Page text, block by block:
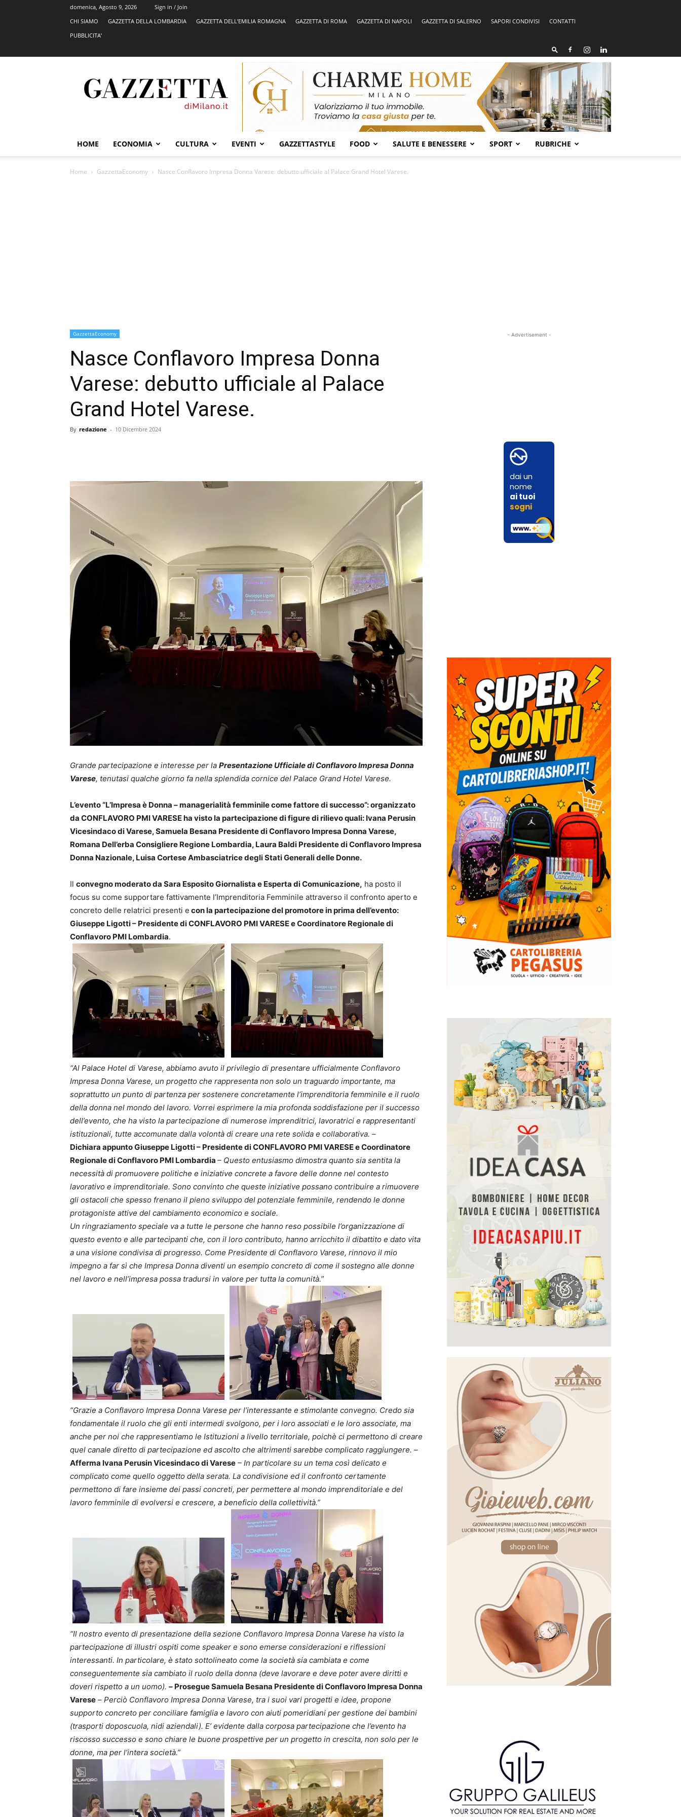
domenica, Agosto 9, 2026
Sign in / Join
CHI SIAMO
GAZZETTA DELLA LOMBARDIA GAZZETTA DELL’EMILIA ROMAGNA GAZZETTA DI ROMA GAZZETTA DI NAPOLI GAZZETTA DI SALERNO SAPORI CONDIVISI
CONTATTI
PUBBLICITA’
HOME ECONOMIA CULTURA EVENTI GAZZETTASTYLE FOOD SALUTE E BENESSERE SPORT RUBRICHE
Home GazzettaEconomy Nasce Conflavoro Impresa Donna Varese: debutto ufficiale al Palace Grand Hotel Varese.
GazzettaEconomy
Nasce Conflavoro Impresa Donna
Varese: debutto ufficiale al Palace
Grand Hotel Varese.
By redazione - 10 Dicembre 2024
Grande partecipazione e interesse per la Presentazione Ufficiale di Conflavoro Impresa Donna
Varese, tenutasi qualche giorno fa nella splendida cornice del Palace Grand Hotel Varese.
L’evento “L’Impresa è Donna – managerialità femminile come fattore di successo”: organizzato
da CONFLAVORO PMI VARESE ha visto la partecipazione di figure di rilievo quali: Ivana Perusin
Vicesindaco di Varese, Samuela Besana Presidente di Conflavoro Impresa Donna Varese,
Romana Dell’erba Consigliere Regione Lombardia, Laura Baldi Presidente di Conflavoro Impresa
Donna Nazionale, Luisa Cortese Ambasciatrice degli Stati Generali delle Donne.
Il convegno moderato da Sara Esposito Giornalista e Esperta di Comunicazione, ha posto il
focus su come supportare fattivamente l’Imprenditoria Femminile attraverso il confronto aperto e
concreto delle relatrici presenti e con la partecipazione del promotore in prima dell’evento:
Giuseppe Ligotti – Presidente di CONFLAVORO PMI VARESE e Coordinatore Regionale di
Conflavoro PMI Lombardia.
“Al Palace Hotel di Varese, abbiamo avuto il privilegio di presentare ufficialmente Conflavoro
Impresa Donna Varese, un progetto che rappresenta non solo un traguardo importante, ma
soprattutto un punto di partenza per sostenere concretamente l’imprenditoria femminile e il ruolo
della donna nel mondo del lavoro. Vorrei esprimere la mia profonda soddisfazione per il successo
dell’evento, che ha visto la partecipazione di numerose imprenditrici, lavoratrici e rappresentanti
istituzionali, tutte accomunate dalla volontà di creare una rete solida e collaborativa. –
Dichiara appunto Giuseppe Ligotti – Presidente di CONFLAVORO PMI VARESE e Coordinatore
Regionale di Conflavoro PMI Lombardia – Questo entusiasmo dimostra quanto sia sentita la
necessità di promuovere politiche e iniziative concrete a favore delle donne nel contesto
lavorativo e imprenditoriale. Sono convinto che queste iniziative possano contribuire a rimuovere
gli ostacoli che spesso frenano il pieno sviluppo del potenziale femminile, rendendo le donne
protagoniste attive del cambiamento economico e sociale.
Un ringraziamento speciale va a tutte le persone che hanno reso possibile l’organizzazione di
questo evento e alle partecipanti che, con il loro contributo, hanno arricchito il dibattito e dato vita
a una visione condivisa di progresso. Come Presidente di Conflavoro Varese, rinnovo il mio
impegno a far sì che Impresa Donna diventi un esempio concreto di come il sostegno alle donne
nel lavoro e nell’impresa possa tradursi in valore per tutta la comunità.”
“Grazie a Conflavoro Impresa Donna Varese per l’interessante e stimolante convegno. Credo sia
fondamentale il ruolo che gli enti intermedi svolgono, per i loro associati e le loro associate, ma
anche per noi che rappresentiamo le Istituzioni a livello territoriale, poichè ci permettono di creare
quel canale diretto di partecipazione ed ascolto che altrimenti sarebbe complicato raggiungere. –
Afferma Ivana Perusin Vicesindaco di Varese – In particolare su un tema così delicato e
complicato come quello oggetto della serata. La condivisione ed il confronto certamente
permettono di fare insieme dei passi concreti, per permettere al mondo imprenditoriale e del
lavoro femminile di evolversi e crescere, a beneficio della collettività.”
“Il nostro evento di presentazione della sezione Conflavoro Impresa Donna Varese ha visto la
partecipazione di illustri ospiti come speaker e sono emerse considerazioni e riflessioni
interessanti. In particolare, è stato sottolineato come la società sia cambiata e come
conseguentemente sia cambiato il ruolo della donna (deve lavorare e deve poter avere diritti e
doveri rispetto a un uomo). – Prosegue Samuela Besana Presidente di Conflavoro Impresa Donna
Varese – Perciò Conflavoro Impresa Donna Varese, tra i suoi vari progetti e idee, propone
supporto concreto per conciliare famiglia e lavoro con aiuti pomeridiani per gestione dei bambini
(trasporti doposcuola, nidi aziendali). E’ evidente dalla corposa partecipazione che l’evento ha
riscosso successo e sono chiare le buone prospettive per un progetto in crescita, non solo per le
donne, ma per l’intera società.”
- Advertisement -